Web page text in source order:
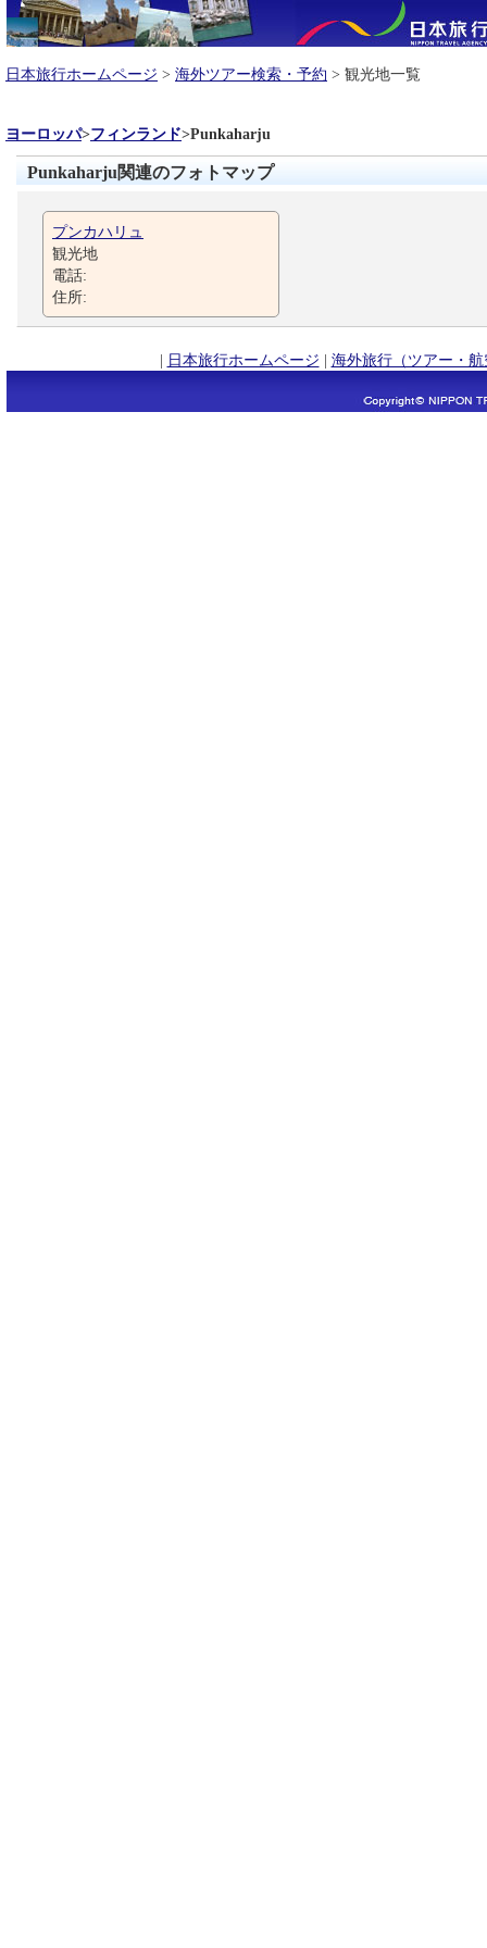
日本旅行ホームページ > 海外ツアー検索・予約 > 観光地一覧
ヨーロッパ>フィンランド>Punkaharju
Punkaharju関連のフォトマップ
プンカハリュ
観光地
電話:
住所:
| 日本旅行ホームページ | 海外旅行（ツアー・航